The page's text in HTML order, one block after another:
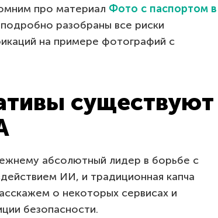
про материал Фото с паспортом в
подробно разобраны все риски
на примере фотографий с
существуют
абсолютный лидер в борьбе с
ИИ, и традиционная капча
о некоторых сервисах и
безопасности.